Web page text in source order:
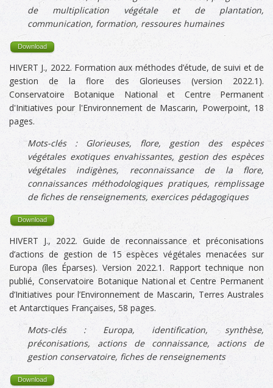
de multiplication végétale et de plantation,
communication, formation, ressoures humaines
Download
HIVERT J., 2022. Formation aux méthodes d’étude, de suivi et de
gestion de la flore des Glorieuses (version 2022.1).
Conservatoire Botanique National et Centre Permanent
d'Initiatives pour l'Environnement de Mascarin, Powerpoint, 18
pages.
Mots-clés :
Glorieuses, flore, gestion des espèces
végétales exotiques envahissantes, gestion des espèces
végétales indigènes, reconnaissance de la flore,
connaissances méthodologiques pratiques, remplissage
de fiches de renseignements, exercices pédagogiques
Download
HIVERT J., 2022. Guide de reconnaissance et préconisations
d’actions de gestion de 15 espèces végétales menacées sur
Europa (îles Éparses). Version 2022.1. Rapport technique non
publié, Conservatoire Botanique National et Centre Permanent
d’Initiatives pour l’Environnement de Mascarin, Terres Australes
et Antarctiques Françaises, 58 pages.
Mots-clés : Europa, identification, synthèse,
préconisations, actions de connaissance, actions de
gestion conservatoire, fiches de renseignements
Download